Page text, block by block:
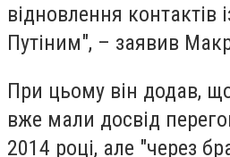
відновлення контактів
Путіним", – заявив
При цьому він додав, що
вже мали досвід
2014 році, але "через